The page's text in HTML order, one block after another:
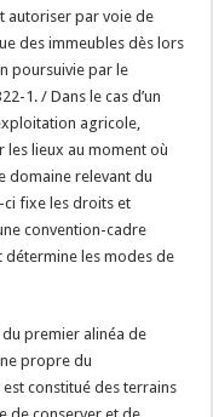
autoriser par voie de
des immeubles dès lors
poursuivie par le
1. / Dans le cas d’un
agricole,
les lieux au moment où
domaine relevant du
fixe les droits et
convention-cadre
détermine les modes de
du premier alinéa de
propre du
est constitué des terrains